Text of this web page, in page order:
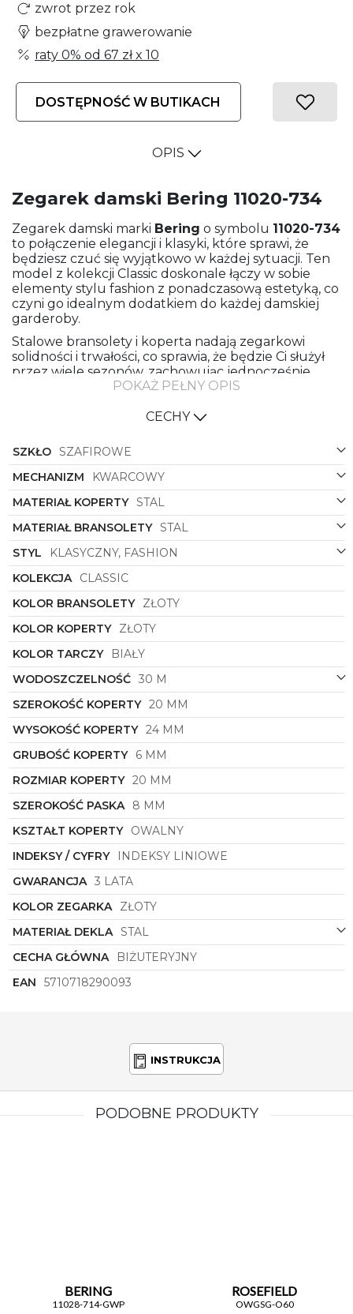
zwrot przez rok
bezpłatne grawerowanie
raty 0% od 67 złx 10
DOSTĘPNOŚĆ W BUTIKACH
OPIS
Zegarek damski Bering 11020-734
Zegarek damski marki Bering o symbolu 11020-734
to połączenie elegancji i klasyki, które sprawi, że
będziesz czuć się wyjątkowo w każdej sytuacji. Ten
model z kolekcji Classic doskonale łączy w sobie
elementy stylu fashion z ponadczasową estetyką, co
czyni go idealnym dodatkiem do każdej damskiej
garderoby.
Stalowe bransolety i koperta nadają zegarkowi
solidności i trwałości, co sprawia, że będzie Ci służył
przez wiele sezonów, zachowując jednocześnie
nieskazitelną prezencję. W kolorze złotym, zarówno
luksusem, dodając Twojemu stylowi szczyptę
Biała tarcza z delikatnymi detalami stanowi idealne
tło dla złotych indeksów i wskazówek, które
doskonale kontrastują i dodają zegarkowi
eleganckiego charakteru. Kształt okrągłej koperty
jest uniwersalny i ponadczasowy, pasując do
różnorodnych stylizacji i podkreślając kobiecą
delikatność nadgarstka.
ZegarekBering 11020-734to nie tylko praktyczny
dodatek do codziennego ubioru, ale także wyraz
indywidualnego stylu i gustu. Doskonały wybór dla
kobiet ceniących wysoką jakość wykonania, dbałość
o detal oraz wyjątkowy design. Pozwól sobie na
odrobinę luksusu i elegancji, sięgając po ten
urokliwy zegarek, który stanie się nieodłącznym
elementem Twojego codziennego looku.
POKAŻ PEŁNY OPIS
CECHY
SZKŁO SZAFIROWE
MECHANIZM
KWARCOWY
MATERIAŁ KOPERTY STAL
MATERIAŁ BRANSOLETY STAL
STYL
KLASYCZNY, FASHION
KOLEKCJA CLASSIC
KOLOR BRANSOLETY ZŁOTY
KOLOR KOPERTY ZŁOTY
KOLOR TARCZY
BIAŁY
WODOSZCZELNOŚĆ 30 M
SZEROKOŚĆ KOPERTY 20 MM
WYSOKOŚĆ KOPERTY 24 MM
GRUBOŚĆ KOPERTY 6 MM
ROZMIAR KOPERTY 20 MM
SZEROKOŚĆ PASKA 8 MM
KSZTAŁT KOPERTY OWALNY
INDEKSY / CYFRY
INDEKSY LINIOWE
GWARANCJA 3 LATA
KOLOR ZEGARKA ZŁOTY
MATERIAŁ DEKLA STAL
CECHA GŁÓWNA
BIŻUTERYJNY
EAN
5710718290093
INSTRUKCJA
PODOBNE PRODUKTY
BERING
11028-714-GWP
ROSEFIELD
OWGSG-O60